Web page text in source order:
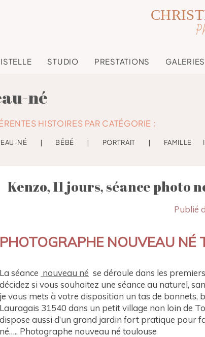
STUDIO PRESTATIONS GALERIES
né
HISTOIRES PAR CATÉGORIE :
NÉ ❘ BÉBÉ ❘ PORTRAIT ❘ FAMILLE I
Kenzo, 11 jours, séance photo
Publié
PHOTOGRAPHE NOUVEAU NÉ
La séance nouveau né se déroule dans les
décidez si vous souhaitez une séance au naturel,
je vous mets à votre disposition un tas de
Lauragais 31540 dans un petit village non loin de
dispose aussi d’un grand jardin fort pratique pour
né….. Photographe nouveau né toulouse